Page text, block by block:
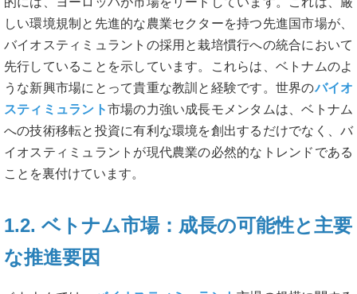
しい環境規制と先進的な農業セクターを持つ先進国市場が、
バイオスティミュラントの採用と栽培慣行への統合において
先行していることを示しています。これらは、ベトナムのよ
うな新興市場にとって貴重な教訓と経験です。世界のバイオ
スティミュラント市場の力強い成長モメンタムは、ベトナム
への技術移転と投資に有利な環境を創出するだけでなく、バ
イオスティミュラントが現代農業の必然的なトレンドである
ことを裏付けています。
1.2. ベトナム市場：成長の可能性と主要
な推進要因